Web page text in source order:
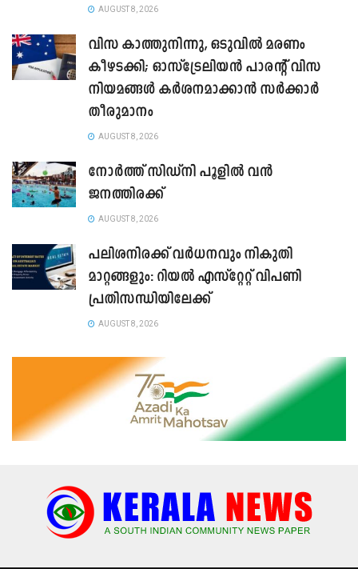
AUGUST 8, 2026
വിസ കാത്തുനിന്നു, ഒടുവിൽ മരണം
കീഴടക്കി; ഓസ്‌ട്രേലിയൻ പാരന്റ് വിസ
നിയമങ്ങൾ കർശനമാക്കാൻ സർക്കാർ
തീരുമാനം
AUGUST 8, 2026
നോർത്ത് സിഡ്നി പൂളിൽ വൻ
ജനത്തിരക്ക്
AUGUST 8, 2026
പലിശനിരക്ക് വർധനവും നികുതി
മാറ്റങ്ങളും: റിയൽ എസ്റ്റേറ്റ് വിപണി
പ്രതിസന്ധിയിലേക്ക്
AUGUST 8, 2026